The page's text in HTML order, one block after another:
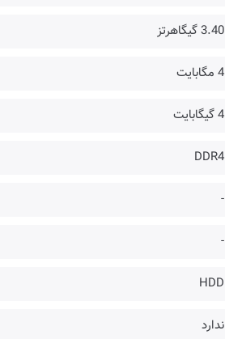
3.40 گیگاهرتز
4 مگابایت
4 گیگابایت
DDR4
-
-
HDD
ندارد